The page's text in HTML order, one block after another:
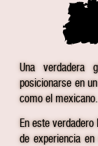
Una verdadera
posicionarse en
como el mexicano.
En este
de experiencia